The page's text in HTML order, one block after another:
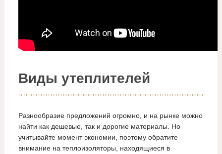
Виды утеплителей
Разнообразие предложений огромно, и на рынке можно
найти как дешевые, так и дорогие материалы. Но
учитывайте момент экономии, поэтому обратите
внимание на теплоизоляторы, находящиеся в